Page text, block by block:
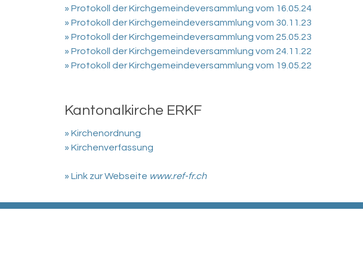
» Protokoll der Kirchgemeindeversammlung vom 16.05.24
» Protokoll der Kirchgemeindeversammlung vom 30.11.23
» Protokoll der Kirchgemeindeversammlung vom 25.05.23
» Protokoll der Kirchgemeindeversammlung vom 24.11.22
» Protokoll der Kirchgemeindeversammlung vom 19.05.22
Kantonalkirche ERKF
» Kirchenordnung
» Kirchenverfassung
» Link zur Webseite www.ref-fr.ch